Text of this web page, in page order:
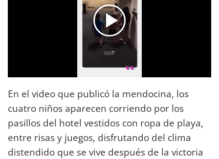
En el video que publicó la mendocina, los
cuatro niños aparecen corriendo por los
pasillos del hotel vestidos con ropa de playa,
entre risas y juegos, disfrutando del clima
distendido que se vive después de la victoria